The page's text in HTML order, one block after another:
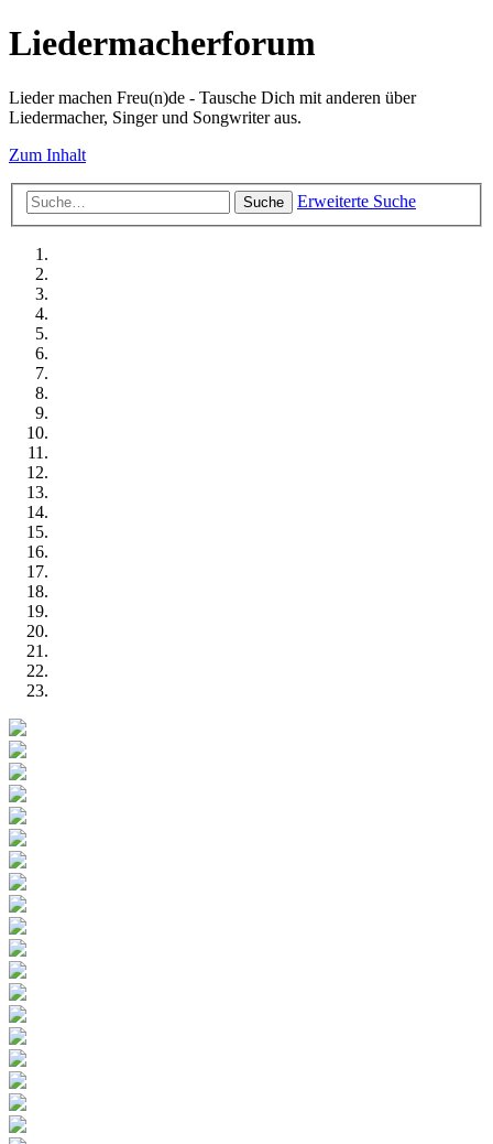
Liedermacherforum
Lieder machen Freu(n)de - Tausche Dich mit anderen über
Liedermacher, Singer und Songwriter aus.
Zum Inhalt
Suche Erweiterte Suche